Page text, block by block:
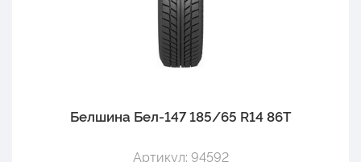
Белшина Бел-147 185/65 R14 86T
Артикул: 94592